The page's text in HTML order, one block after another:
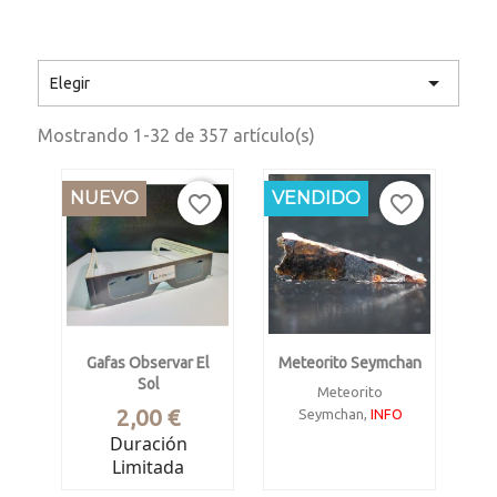
Elegir 
Mostrando 1-32 de 357 artículo(s)
Gafas Observar El
Sol
Precio
2,00 €
Duración
Limitada
NUEVO favorite_border
Meteorito Seymchan
Meteorito
Seymchan, INFO
NUEVO
VENDIDO favorite_border